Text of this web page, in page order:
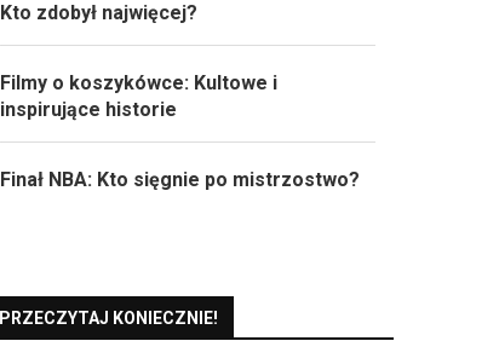
Kto zdobył najwięcej?
Filmy o koszykówce: Kultowe i
inspirujące historie
Finał NBA: Kto sięgnie po mistrzostwo?
PRZECZYTAJ KONIECZNIE!